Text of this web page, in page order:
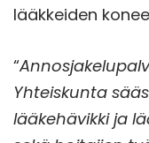
lääkkeiden
“
Yhteiskunta
lääkehävikki ja